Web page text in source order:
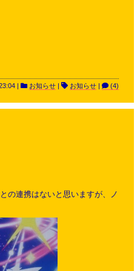
| お知らせ お知らせ (4)
の連携はないと思いますが、ノ